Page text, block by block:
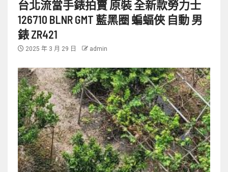
台北流當手錶拍賣 原裝 全新款勞力士
126710 BLNR GMT 藍黑圈 蝙蝠俠 自動 男
錶 ZR421
2025 年 3 月 29 日 admin